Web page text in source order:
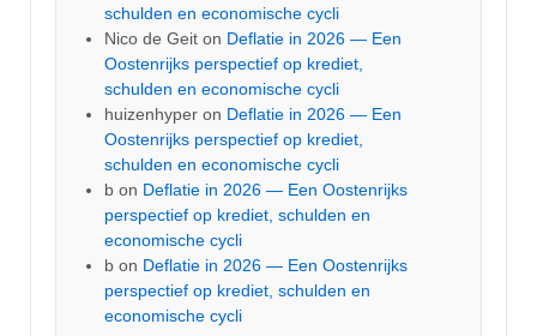
schulden en economische cycli
Nico de Geit on Deflatie in 2026 — Een
Oostenrijks perspectief op krediet,
schulden en economische cycli
huizenhyper on Deflatie in 2026 — Een
Oostenrijks perspectief op krediet,
schulden en economische cycli
b on Deflatie in 2026 — Een Oostenrijks
perspectief op krediet, schulden en
economische cycli
b on Deflatie in 2026 — Een Oostenrijks
perspectief op krediet, schulden en
economische cycli